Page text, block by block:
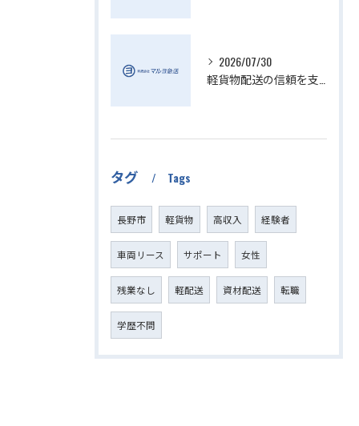
2026/07/30
タグ Tags
長野市 軽貨物 高収入 経験者
車両リース サポート 女性
残業なし 軽配送 資材配送 転職
学歴不問